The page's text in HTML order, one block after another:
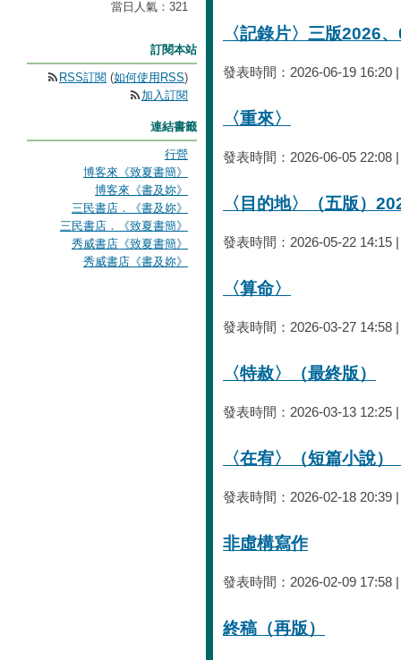
〈記錄片〉三版2026
發表時間：2026-06-19 16:20
〈重來〉
發表時間：2026-06-05 22:08
〈目的地〉（五版）
發表時間：2026-05-22 14:15
〈算命〉
發表時間：2026-03-27 14:58
〈特赦〉（最終版）
發表時間：2026-03-13 12:25
〈在宥〉（短篇小說）
發表時間：2026-02-18 20:39
非虛構寫作
發表時間：2026-02-09 17:58
終稿（再版）
當日人氣： 321
訂閱本站
RSS訂閱 (如何使用RSS)
加入訂閱
連結書籤
行營
博客來《致夏書簡》
博客來《書及妳》
三民書店．《書及妳》
三民書店．《致夏書簡》
秀威書店《致夏書簡》
秀威書店《書及妳》